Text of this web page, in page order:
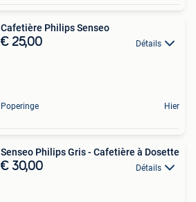
Cafetière Philips Senseo
€ 25,00 Détails
Poperinge Hier
Senseo Philips Gris - Cafetière à Dosette
€ 30,00 Détails